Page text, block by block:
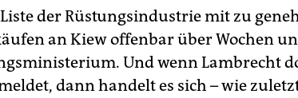
Liste der Rüstungsindustrie mit zu
an Kiew offenbar über Wochen
Und wenn Lambrecht
dann handelt es sich – wie